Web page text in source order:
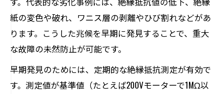
紙の変色や破れ、ワニス層の剥離やひび割れなどがあ
ります。こうした兆候を早期に発見することで、重大
な故障の未然防止が可能です。
早期発見のためには、定期的な絶縁抵抗測定が有効で
す。測定値が基準値（たとえば200Vモーターで1MΩ以